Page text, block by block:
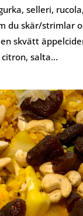
selleri,
du skär/strimlar
skvätt
salta...